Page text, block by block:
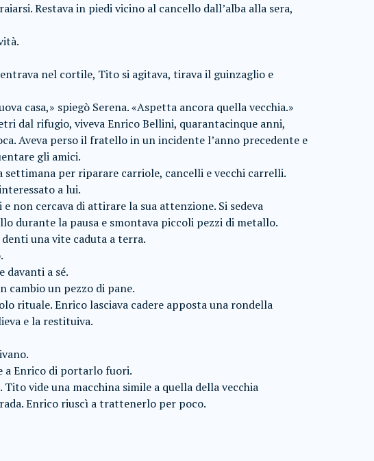
Restava in piedi vicino al cancello dall’alba alla sera,
nel cortile, Tito si agitava, tirava il guinzaglio e
casa,» spiegò Serena. «Aspetta ancora quella vecchia.»
dal rifugio, viveva Enrico Bellini, quarantacinque anni,
Aveva perso il fratello in un incidente l’anno precedente e
gli amici.
per riparare carriole, cancelli e vecchi carrelli.
a lui.
non cercava di attirare la sua attenzione. Si sedeva
durante la pausa e smontava piccoli pezzi di metallo.
una vite caduta a terra.
davanti a sé.
cambio un pezzo di pane.
rituale. Enrico lasciava cadere apposta una rondella
e la restituiva.
a Enrico di portarlo fuori.
vide una macchina simile a quella della vecchia
Enrico riuscì a trattenerlo per poco.